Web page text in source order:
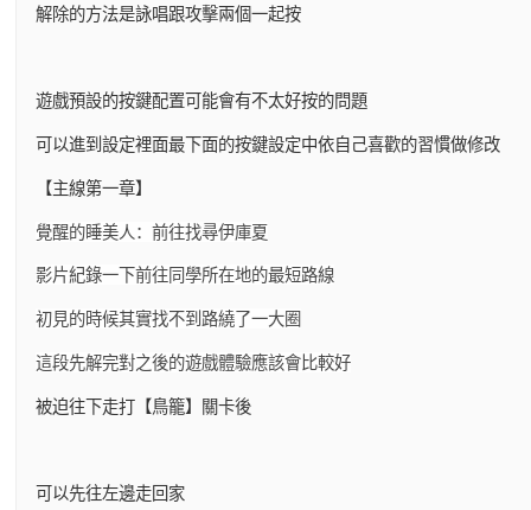
解除的方法是詠唱跟攻擊兩個一起按
遊戲預設的按鍵配置可能會有不太好按的問題
可以進到設定裡面最下面的按鍵設定中依自己喜歡的習慣做修改
【主線第一章】
覺醒的睡美人：前往找尋伊庫夏
影片紀錄一下前往同學所在地的最短路線
初見的時候其實找不到路繞了一大圈
這段先解完對之後的遊戲體驗應該會比較好
被迫往下走打【鳥籠】關卡後
可以先往左邊走回家